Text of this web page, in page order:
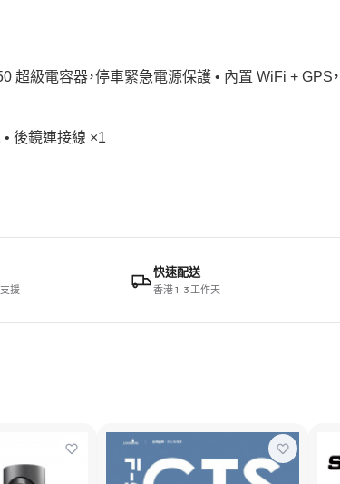
超級電容器，停車緊急電源保護 • 內置 WiFi +
後鏡連接線 ×1
援
快速配送
香港 1–3 工作天